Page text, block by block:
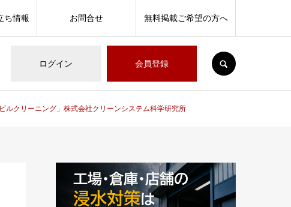
ログイン 会員登録
ち情報 お問合せ 無料掲載ご希望の方へ
ルクリーニング」株式会社クリーンシステム科学研究所